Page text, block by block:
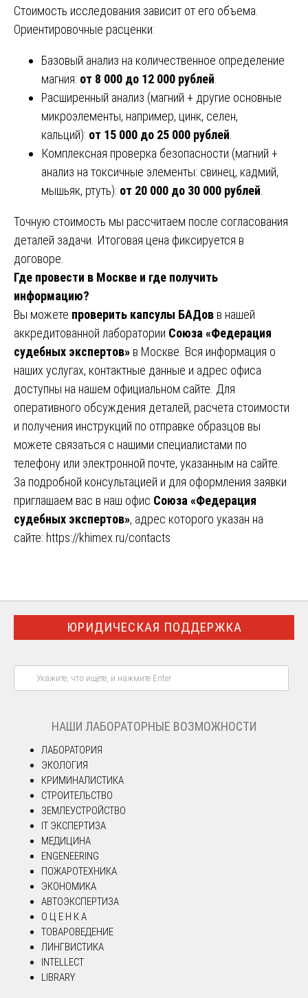
Стоимость исследования зависит от его объема.
Ориентировочные расценки:
Базовый анализ на количественное определение
магния: от 8 000 до 12 000 рублей
Расширенный анализ (магний + другие основные
микроэлементы, например, цинк, селен,
кальций): от 15 000 до 25 000 рублей
Комплексная проверка безопасности (магний +
анализ на токсичные элементы: свинец, кадмий,
мышьяк, ртуть): от 20 000 до 30 000 рублей
Точную стоимость мы рассчитаем после согласования
деталей задачи. Итоговая цена фиксируется в
договоре.
Где провести в Москве и где получить
информацию?
Вы можете проверить капсулы БАДов в нашей
аккредитованной лаборатории Союза «Федерация
судебных экспертов» в Москве. Вся информация о
наших услугах, контактные данные и адрес офиса
доступны на нашем официальном сайте. Для
оперативного обсуждения деталей, расчета стоимости
и получения инструкций по отправке образцов вы
можете связаться с нашими специалистами по
телефону или электронной почте, указанным на сайте.
За подробной консультацией и для оформления заявки
приглашаем вас в наш офис Союза «Федерация
судебных экспертов», адрес которого указан на
сайте: https://khimex.ru/contacts
ЮРИДИЧЕСКАЯ ПОДДЕРЖКА
НАШИ ЛАБОРАТОРНЫЕ ВОЗМОЖНОСТИ
ЛАБОРАТОРИЯ
ЭКОЛОГИЯ
КРИМИНАЛИСТИКА
СТРОИТЕЛЬСТВО
ЗЕМЛЕУСТРОЙСТВО
IT ЭКСПЕРТИЗА
МЕДИЦИНА
ENGENEERING
ПОЖАРОТЕХНИКА
ЭКОНОМИКА
АВТОЭКСПЕРТИЗА
О Ц Е Н К А
ТОВАРОВЕДЕНИЕ
ЛИНГВИСТИКА
INTELLECT
LIBRARY